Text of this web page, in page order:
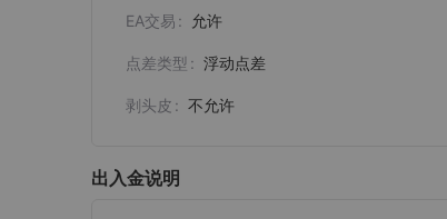
EA交易 允许
点差类型 浮动点差
剥头皮 不允许
出入金说明